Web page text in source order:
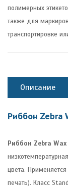
полимерных
также для
транспортировке
Описание
Риббон Zebra
Риббон Zebra
цвета.
печать). Класс